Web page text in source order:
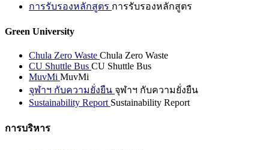
การรับรองหลักสูตร การรับรองหลักสูตร
Green University
Chula Zero Waste Chula Zero Waste
CU Shuttle Bus CU Shuttle Bus
MuvMi MuvMi
จุฬาฯ กับความยั่งยืน จุฬาฯ กับความยั่งยืน
Sustainability Report Sustainability Report
การบริหาร